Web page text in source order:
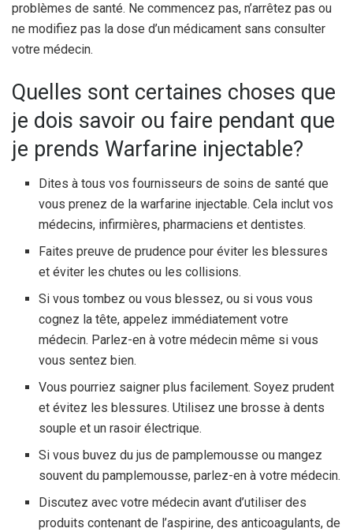
problèmes de santé. Ne commencez pas, n’arrêtez pas ou
ne modifiez pas la dose d’un médicament sans consulter
votre médecin.
Quelles sont certaines choses que
je dois savoir ou faire pendant que
je prends Warfarine injectable?
Dites à tous vos fournisseurs de soins de santé que
vous prenez de la warfarine injectable. Cela inclut vos
médecins, infirmières, pharmaciens et dentistes.
Faites preuve de prudence pour éviter les blessures
et éviter les chutes ou les collisions.
Si vous tombez ou vous blessez, ou si vous vous
cognez la tête, appelez immédiatement votre
médecin. Parlez-en à votre médecin même si vous
vous sentez bien.
Vous pourriez saigner plus facilement. Soyez prudent
et évitez les blessures. Utilisez une brosse à dents
souple et un rasoir électrique.
Si vous buvez du jus de pamplemousse ou mangez
souvent du pamplemousse, parlez-en à votre médecin.
Discutez avec votre médecin avant d’utiliser des
produits contenant de l’aspirine, des anticoagulants, de